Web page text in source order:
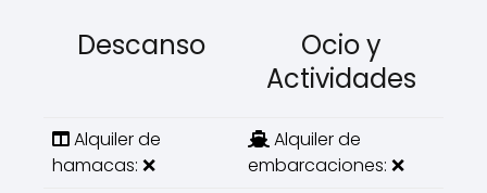
Descanso
Ocio y
Actividades
Alquiler de
hamacas: ❌
Alquiler de
embarcaciones: ❌